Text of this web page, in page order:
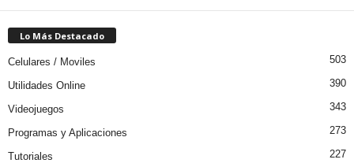
Lo Más Destacado
Celulares / Moviles 503
Utilidades Online 390
Videojuegos 343
Programas y Aplicaciones 273
Tutoriales 227